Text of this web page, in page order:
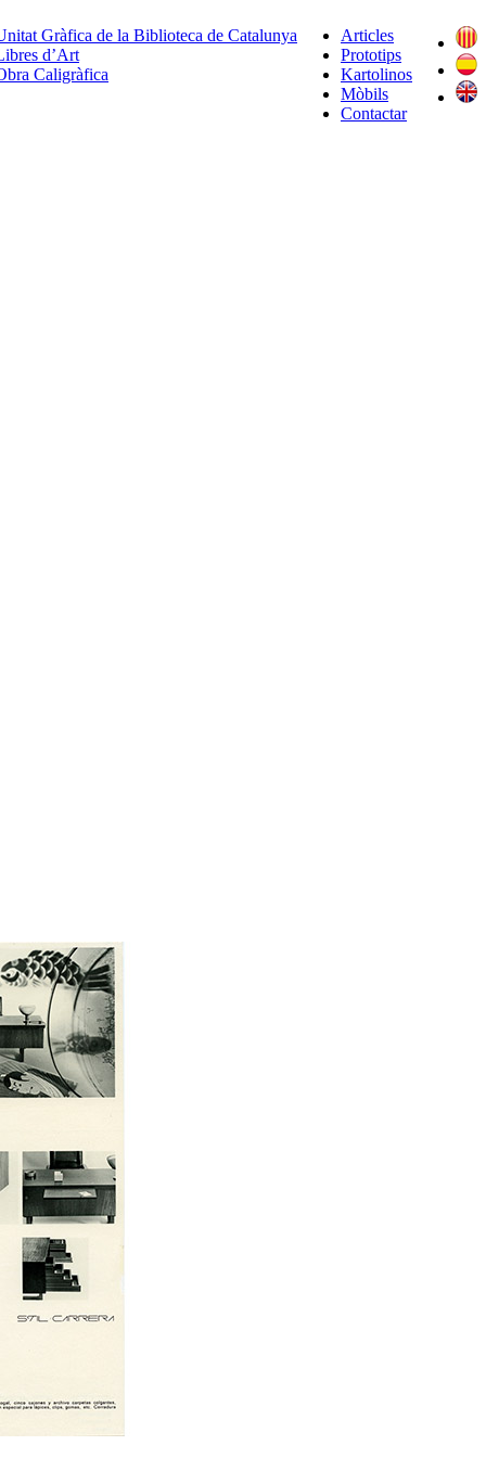
Articles
Prototips
Kartolinos
Mòbils
Contactar
Gràfica de la Biblioteca de Catalunya
d’Art
Caligràfica